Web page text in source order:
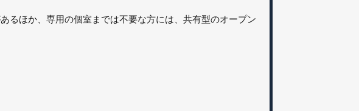
るほか、専用の個室までは不要な方には、共有型のオープン